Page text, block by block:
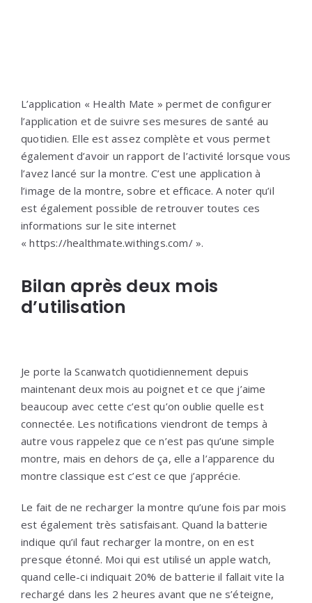
L’application « Health Mate » permet de configurer
l’application et de suivre ses mesures de santé au
quotidien. Elle est assez complète et vous permet
également d’avoir un rapport de l’activité lorsque vous
l’avez lancé sur la montre. C’est une application à
l’image de la montre, sobre et efficace. A noter qu’il
est également possible de retrouver toutes ces
informations sur le site internet
« https://healthmate.withings.com/ ».
Bilan après deux mois
d’utilisation
Je porte la Scanwatch quotidiennement depuis
maintenant deux mois au poignet et ce que j’aime
beaucoup avec cette c’est qu’on oublie quelle est
connectée. Les notifications viendront de temps à
autre vous rappelez que ce n’est pas qu’une simple
montre, mais en dehors de ça, elle a l’apparence du
montre classique est c’est ce que j’apprécie.
Le fait de ne recharger la montre qu’une fois par mois
est également très satisfaisant. Quand la batterie
indique qu’il faut recharger la montre, on en est
presque étonné. Moi qui est utilisé un apple watch,
quand celle-ci indiquait 20% de batterie il fallait vite la
rechargé dans les 2 heures avant que ne s’éteigne,